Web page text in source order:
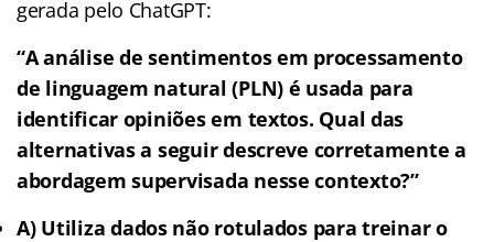
gerada pelo ChatGPT:
“A análise de sentimentos em processamento
de linguagem natural (PLN) é usada para
identificar opiniões em textos. Qual das
alternativas a seguir descreve corretamente a
abordagem supervisada nesse contexto?”
A) Utiliza dados não rotulados para treinar o